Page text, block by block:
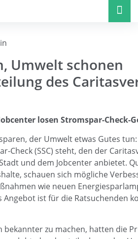
Umwelt schonen
des
losen Stromspar-Check-
der Umwelt etwas Gutes
Check (SSC) steht, den der
und dem Jobcenter anbietet.
schauen sich mögliche
wie neuen
Angebot ist für die Ratsuchenden
bekannter zu machen, hatten die